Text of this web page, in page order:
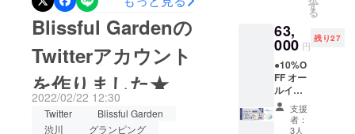
Gardenの岩オブジェが着々
と出来上がってきました！
完成がとても楽しみです(=
´∀｀)人(´∀｀=)Blissful
Gardenにお越しの際は是非
ここで記念写真を撮ってみ
Blissful Gardenの
Twitterアカウント
を作りました★
2022/02/22 12:30
Twitter
Blissful Garden
渋川
グランピング
も可
能。 ※
利用期
限は
【2023
年3月31
日】ま
でにな
飲み放
題。温
放題で
す。ロ
ゴ入り
モバイ
ルバッ
価格：2
名
70000
円〜）
です。
地元の
素材を
ふんだ
んに
ア）】
ナルモ
バイル
バッテ
リー ●
お礼の
メール
グラン
ドオー
プン後
す
る
63,
000 円
残り27
●10%O
FF オー
ルイン
クルー
シブ付
支援
者：
3人